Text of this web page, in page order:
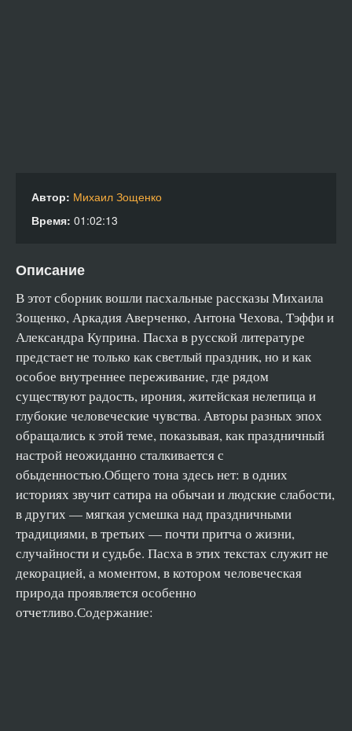
Автор: Михаил Зощенко
Время: 01:02:13
Описание
В этот сборник вошли пасхальные рассказы Михаила
Зощенко, Аркадия Аверченко, Антона Чехова, Тэффи и
Александра Куприна. Пасха в русской литературе
предстает не только как светлый праздник, но и как
особое внутреннее переживание, где рядом
существуют радость, ирония, житейская нелепица и
глубокие человеческие чувства. Авторы разных эпох
обращались к этой теме, показывая, как праздничный
настрой неожиданно сталкивается с
обыденностью.Общего тона здесь нет: в одних
историях звучит сатира на обычаи и людские слабости,
в других — мягкая усмешка над праздничными
традициями, в третьих — почти притча о жизни,
случайности и судьбе. Пасха в этих текстах служит не
декорацией, а моментом, в котором человеческая
природа проявляется особенно
отчетливо.Содержание: